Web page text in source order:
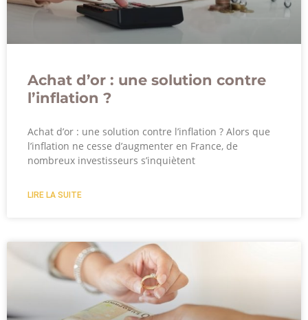
Achat d’or : une solution contre
l’inflation ?
Achat d’or : une solution contre l’inflation ? Alors que
l’inflation ne cesse d’augmenter en France, de
nombreux investisseurs s’inquiètent
LIRE LA SUITE